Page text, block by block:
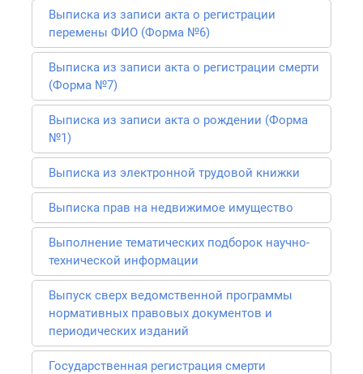
Выписка из записи акта о регистрации
перемены ФИО (Форма №6)
Выписка из записи акта о регистрации смерти
(Форма №7)
Выписка из записи акта о рождении (Форма
№1)
Выписка из электронной трудовой книжки
Выписка прав на недвижимое имущество
Выполнение тематических подборок научно-
технической информации
Выпуск сверх ведомственной программы
нормативных правовых документов и
периодических изданий
Государственная регистрация смерти